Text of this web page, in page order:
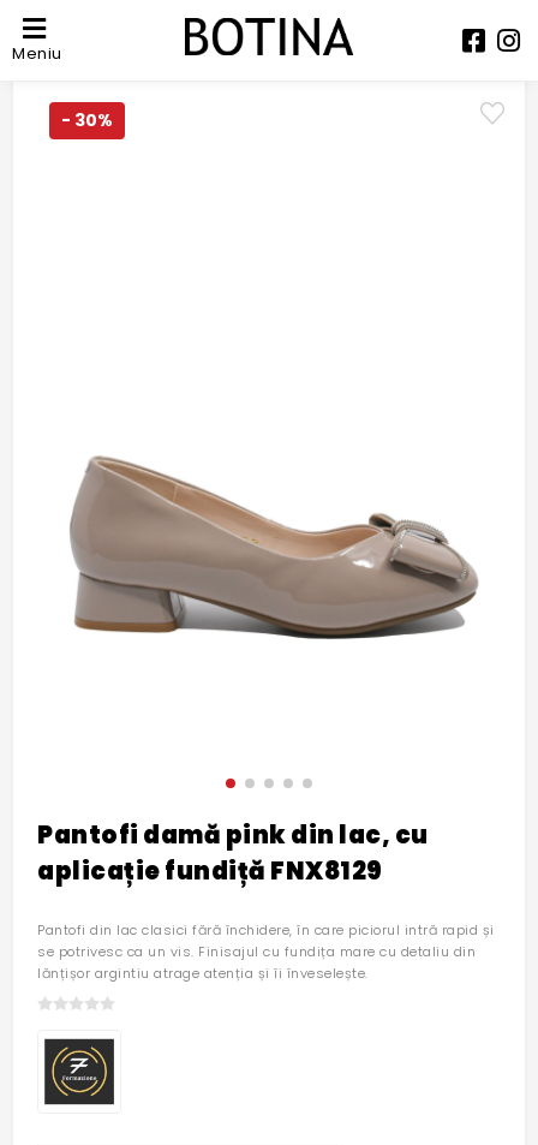
Meniu
- 30%
Pantofi damă pink din lac, cu
aplicație fundiță FNX8129
Pantofi din lac clasici fără închidere, în care piciorul intră rapid și
se potrivesc ca un vis. Finisajul cu fundița mare cu detaliu din
lănțișor argintiu atrage atenția și îi înveselește.